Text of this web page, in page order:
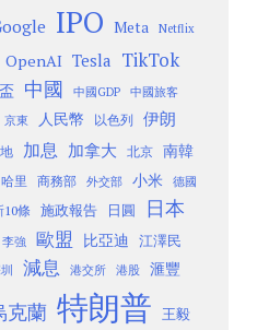
IPO Meta Netflix
OpenAI Tesla TikTok
中國 中國GDP 中國旅客
京東 人民幣 以色列 伊朗
加息 加拿大 北京
南韓
哈里 商務部 外交部 小米 德國
10條 施政報告 日圓 日本
李強 歐盟 比亞迪 江澤民
減息 港交所 港股 滙豐
克蘭 特朗普 王毅